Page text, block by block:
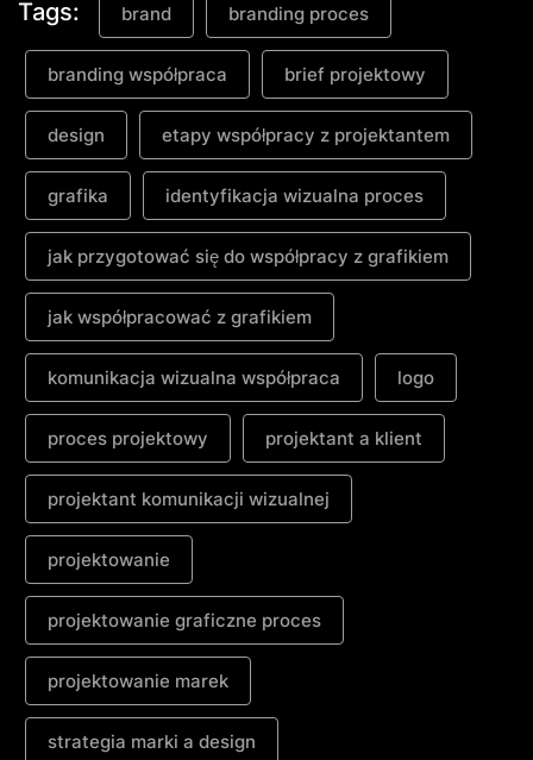
Tags: brand branding proces
branding współpraca brief projektowy
design etapy współpracy z projektantem
grafika identyfikacja wizualna proces
jak przygotować się do współpracy z grafikiem
jak współpracować z grafikiem
komunikacja wizualna współpraca logo
proces projektowy projektant a klient
projektant komunikacji wizualnej
projektowanie
projektowanie graficzne proces
projektowanie marek
strategia marki a design